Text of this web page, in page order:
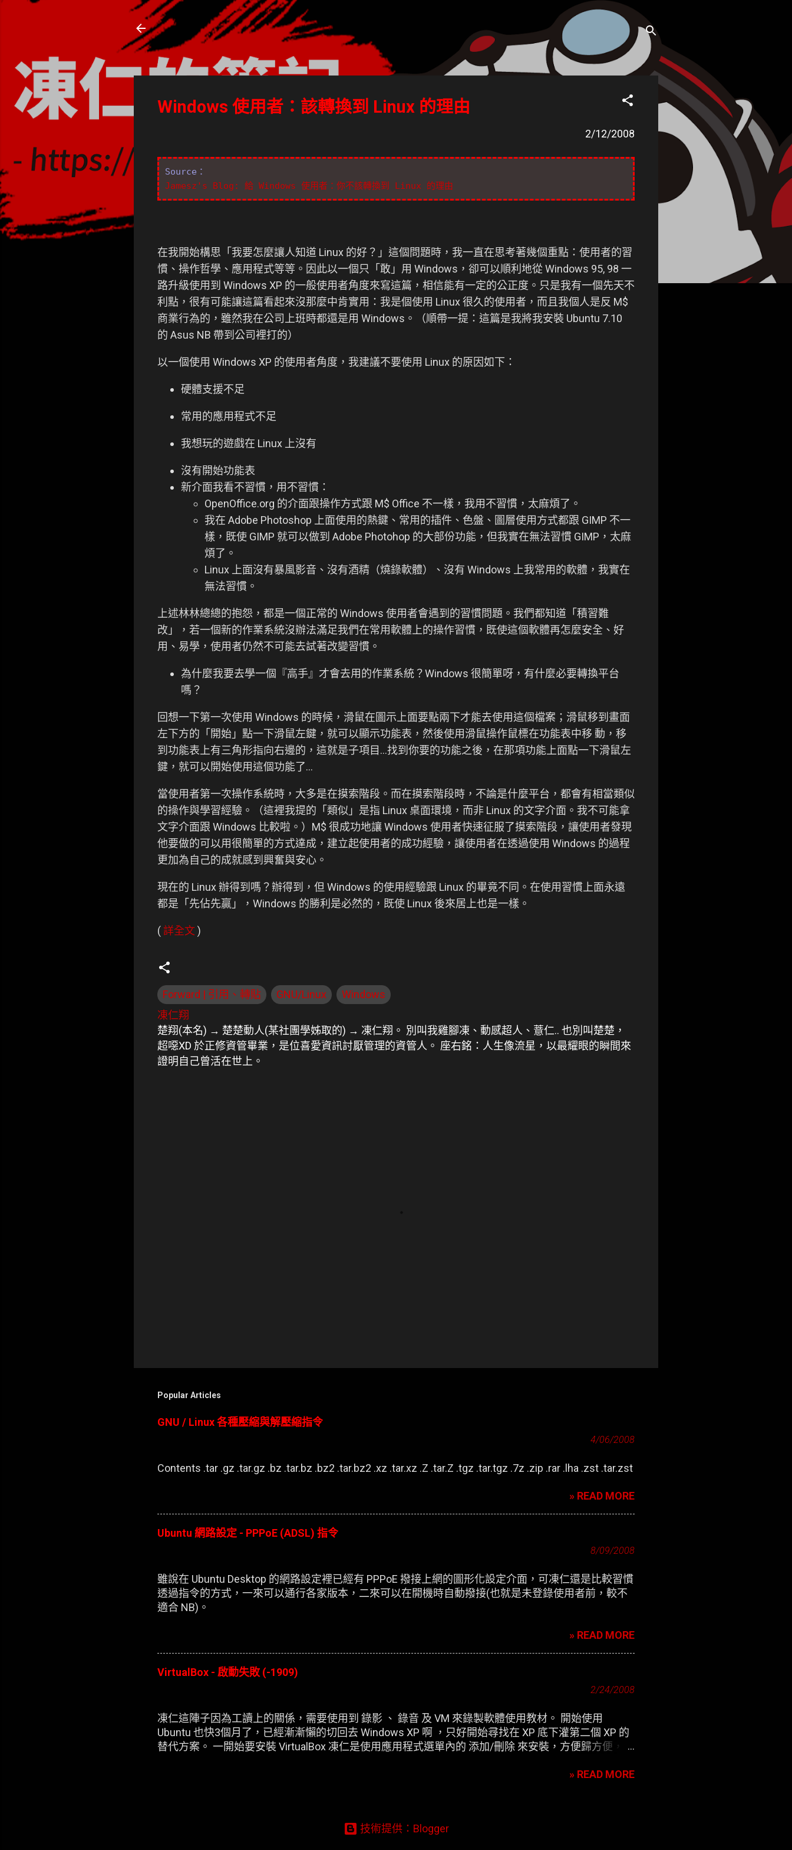
凍仁的筆記
- https://note.drx.tw
Windows 使用者：該轉換到 Linux 的理由
2/12/2008
Source：
Jamesz's Blog: 給 Windows 使用者：你不該轉換到 Linux 的理由
在我開始構思「我要怎麼讓人知道 Linux 的好？」這個問題時，我一直在思考著幾個重點：使用者的習
慣、操作哲學、應用程式等等。因此以一個只「敢」用 Windows，卻可以順利地從 Windows 95, 98 一
路升級使用到 Windows XP 的一般使用者角度來寫這篇，相信能有一定的公正度。只是我有一個先天不
利點，很有可能讓這篇看起來沒那麼中肯實用：我是個使用 Linux 很久的使用者，而且我個人是反 M$
商業行為的，雖然我在公司上班時都還是用 Windows。（順帶一提：這篇是我將我安裝 Ubuntu 7.10
的 Asus NB 帶到公司裡打的）
以一個使用 Windows XP 的使用者角度，我建議不要使用 Linux 的原因如下：
硬體支援不足
常用的應用程式不足
我想玩的遊戲在 Linux 上沒有
沒有開始功能表
新介面我看不習慣，用不習慣：
OpenOffice.org 的介面跟操作方式跟 M$ Office 不一樣，我用不習慣，太麻煩了。
我在 Adobe Photoshop 上面使用的熱鍵、常用的插件、色盤、圖層使用方式都跟 GIMP 不一
樣，既使 GIMP 就可以做到 Adobe Photohop 的大部份功能，但我實在無法習慣 GIMP，太麻
煩了。
Linux 上面沒有暴風影音、沒有酒精（燒錄軟體）、沒有 Windows 上我常用的軟體，我實在
無法習慣。
上述林林總總的抱怨，都是一個正常的 Windows 使用者會遇到的習慣問題。我們都知道「積習難
改」，若一個新的作業系統沒辦法滿足我們在常用軟體上的操作習慣，既使這個軟體再怎麼安全、好
用、易學，使用者仍然不可能去試著改變習慣。
為什麼我要去學一個『高手』才會去用的作業系統？Windows 很簡單呀，有什麼必要轉換平台
嗎？
回想一下第一次使用 Windows 的時候，滑鼠在圖示上面要點兩下才能去使用這個檔案；滑鼠移到畫面
左下方的「開始」點一下滑鼠左鍵，就可以顯示功能表，然後使用滑鼠操作鼠標在功能表中移 動，移
到功能表上有三角形指向右邊的，這就是子項目...找到你要的功能之後，在那項功能上面點一下滑鼠左
鍵，就可以開始使用這個功能了...
當使用者第一次操作系統時，大多是在摸索階段。而在摸索階段時，不論是什麼平台，都會有相當類似
的操作與學習經驗。（這裡我提的「類似」是指 Linux 桌面環境，而非 Linux 的文字介面。我不可能拿
文字介面跟 Windows 比較啦。）M$ 很成功地讓 Windows 使用者快速征服了摸索階段，讓使用者發現
他要做的可以用很簡單的方式達成，建立起使用者的成功經驗，讓使用者在透過使用 Windows 的過程
更加為自己的成就感到興奮與安心。
現在的 Linux 辦得到嗎？辦得到，但 Windows 的使用經驗跟 Linux 的畢竟不同。在使用習慣上面永遠
都是「先佔先贏」，Windows 的勝利是必然的，既使 Linux 後來居上也是一樣。
(詳全文)
Forward | 引用、轉貼 GNU/Linux
Windows
凍仁翔
楚翔(本名) → 楚楚動人(某社團學姊取的) → 凍仁翔。 別叫我雞腳凍、動感超人、薏仁.. 也別叫楚楚，
超噁XD 於正修資管畢業，是位喜愛資訊討厭管理的資管人。 座右銘：人生像流星，以最耀眼的瞬間來
證明自己曾活在世上。
Popular Articles
GNU / Linux 各種壓縮與解壓縮指令
4/06/2008
Contents .tar .gz .tar.gz .bz .tar.bz .bz2 .tar.bz2 .xz .tar.xz .Z .tar.Z .tgz .tar.tgz .7z .zip .rar .lha .zst .tar.zst
» READ MORE
Ubuntu 網路設定 - PPPoE (ADSL) 指令
8/09/2008
雖說在 Ubuntu Desktop 的網路設定裡已經有 PPPoE 撥接上網的圖形化設定介面，可凍仁還是比較習慣
透過指令的方式，一來可以通行各家版本，二來可以在開機時自動撥接(也就是未登錄使用者前，較不
適合 NB)。
» READ MORE
VirtualBox - 啟動失敗 (-1909)
2/24/2008
凍仁這陣子因為工讀上的關係，需要使用到 錄影 、 錄音 及 VM 來錄製軟體使用教材。 開始使用
Ubuntu 也快3個月了，已經漸漸懶的切回去 Windows XP 啊 ，只好開始尋找在 XP 底下灌第二個 XP 的
替代方案。 一開始要安裝 VirtualBox 凍仁是使用應用程式選單內的 添加/刪除 來安裝，方便歸方便，可
» READ MORE
技術提供：Blogger